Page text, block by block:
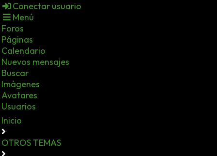
Conectar usuario
Menú
Foros
Páginas
Calendario
Nuevos mensajes
Buscar
Imágenes
Avatares
Usuarios
Inicio
OTROS TEMAS